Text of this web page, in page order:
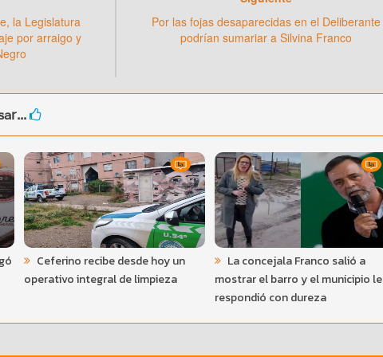
la Legislatura
por arraigo y
Por las fojas desaparecidas en el Deliberante
podrían sumariar a Silvina Franco
Ceferino recibe desde hoy un
operativo integral de limpieza
La concejala Franco salió a
mostrar el barro y el municipio le
respondió con dureza